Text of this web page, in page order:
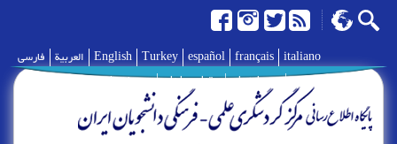
فارسی العربية English Turkey español français italiano
درباره ما | تماس با ما | پیوند ها |